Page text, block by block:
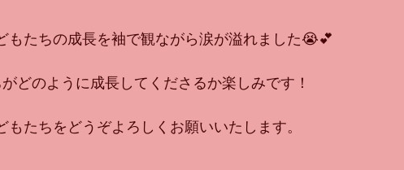
もたちの成長を袖で観ながら涙が溢れました😭💕
どのように成長してくださるか楽しみです！
たちをどうぞよろしくお願いいたします。